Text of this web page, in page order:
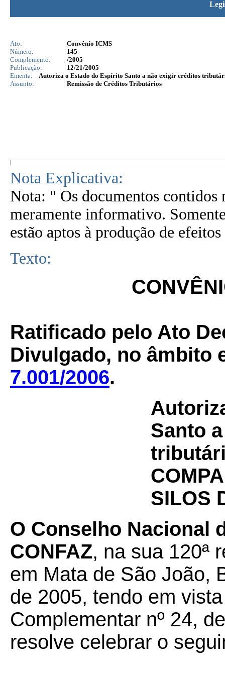
Ato:
Convênio ICMS
Número:
145
Complemento:
/2005
Publicação:
12/21/2005
Ementa:
Autoriza o Estado do Espírito Santo a não exigir créditos
Assunto:
Remissão de Créditos Tributários
Nota Explicativa:
Nota: " Os documentos contidos
meramente informativo.
estão aptos à produção de
Texto:
Ratificado pelo Ato
Divulgado, no âmbito
7.001/2006.
Santo
SILOS
O Conselho Nacional
CONFAZ, na sua 120ª
em Mata de São João,
de 2005, tendo em
Complementar nº 24,
resolve celebrar o